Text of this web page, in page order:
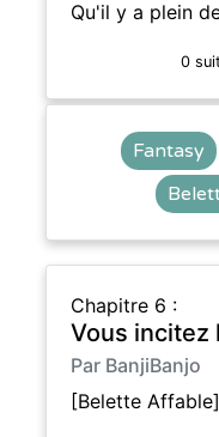
Qu'il y a plein
0
Fantasy
Chapitre 6 :
Vous incitez
Par BanjiBanjo
[Belette Affable]